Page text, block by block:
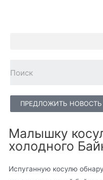
ПРЕДЛОЖИТЬ НОВОСТЬ
Малышку
холодного
Испуганную косулю